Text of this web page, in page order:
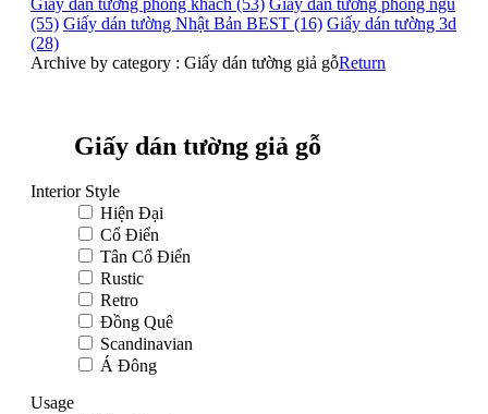
(55) Giấy dán tường Nhật Bản BEST (16) Giấy dán tường 3d
(28)
Archive by category : Giấy dán tường giả gỗReturn
Giấy dán tường giả gỗ
Interior Style
Hiện Đại
Cổ Điển
Tân Cổ Điển
Rustic
Retro
Đồng Quê
Scandinavian
Á Đông
Usage